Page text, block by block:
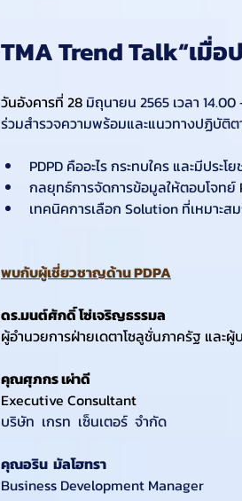
TMA Trend Talk“เมื่อ
วันอังคารที่ 28 มิถุนายน 2565 เวลา
ร่วมสำรวจความพร้อมและแนวทางปฏิบัติ
PDPD คืออะไร กระทบใคร และมีประ
กลยุทธ์การจัดการข้อมูลให้ตอบโจทย์
เทคนิคการเลือก Solution ที่เหมาะ
พบกับผู้เชี่ยวชาญด้าน PDPA
ดร.มนต์ศักดิ์ โซ่เจริญธรรมล
ผู้อำนวยการฝ่ายเดตาโซลูชั่นภาครัฐ และผู้
คุณศุภกร เผ่าดี
Executive Consultant
บริษัท  เกรท  เซ็นเตอร์  จำกัด
คุณอริน  มัลโฮทรา
Business Development Manager